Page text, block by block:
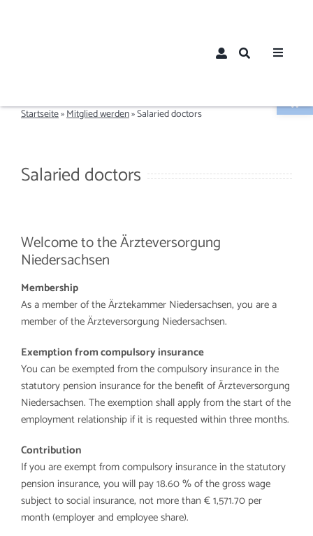
Toggle
Karriere
Startseite»Mitglied werden»Salaried doctors
Salaried doctors
Welcome to the Ärzteversorgung
Niedersachsen
Membership
As a member of the Ärztekammer Niedersachsen, you are a
member of the Ärzteversorgung Niedersachsen.
Exemption from compulsory insurance
You can be exempted from the compulsory insurance in the
statutory pension insurance for the benefit of Ärzteversorgung
Niedersachsen. The exemption shall apply from the start of the
employment relationship if it is requested within three months.
Contribution
If you are exempt from compulsory insurance in the statutory
pension insurance, you will pay 18.60 % of the gross wage
subject to social insurance, not more than € 1,571.70 per
month (employer and employee share).